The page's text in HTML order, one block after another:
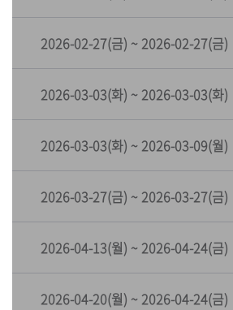
2026-02-27(금) ~ 2026-02-27(금)
2026-03-03(화) ~ 2026-03-03(화)
2026-03-03(화) ~ 2026-03-09(월)
2026-03-27(금) ~ 2026-03-27(금)
2026-04-13(월) ~ 2026-04-24(금)
2026-04-20(월) ~ 2026-04-24(금)